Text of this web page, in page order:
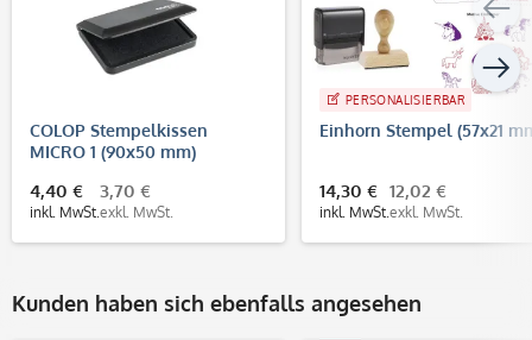
COLOP Stempelkissen
MICRO 1 (90x50 mm)
4,40 €
inkl. MwSt.
3,70 €
exkl. MwSt.
PERSONALISIERBAR
Einhorn Stempel (57x21
14,30 €
inkl. MwSt.
12,02 €
exkl. MwSt.
Kunden haben sich ebenfalls angesehen